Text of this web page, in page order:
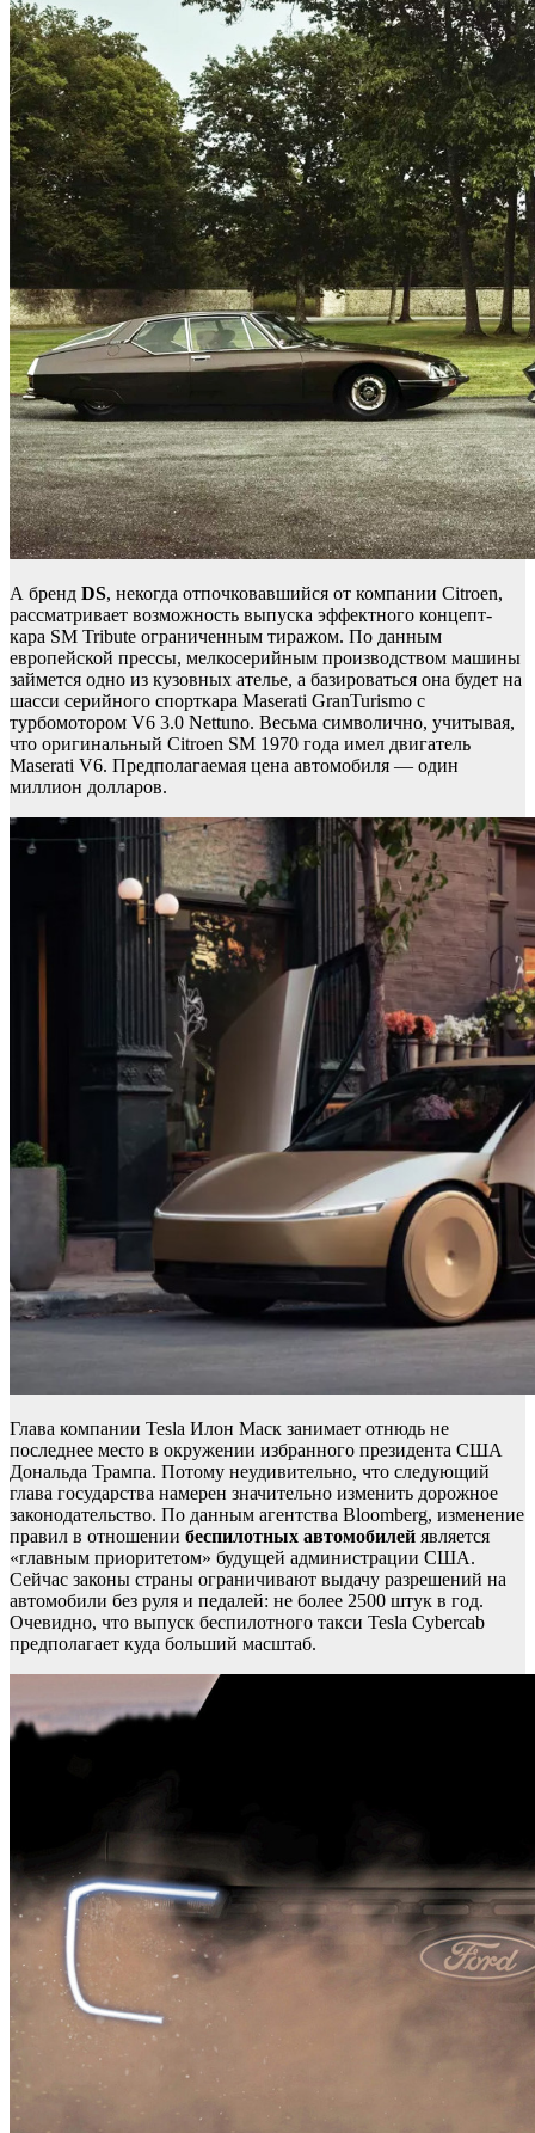
А бренд DS, некогда отпочковавшийся от компании Citroen,
рассматривает возможность выпуска эффектного концепт-
кара SM Tribute ограниченным тиражом. По данным
европейской прессы, мелкосерийным производством машины
займется одно из кузовных ателье, а базироваться она будет на
шасси серийного спорткара Maserati GranTurismo с
турбомотором V6 3.0 Nettuno. Весьма символично, учитывая,
что оригинальный Citroen SM 1970 года имел двигатель
Maserati V6. Предполагаемая цена автомобиля — один
миллион долларов.
Глава компании Tesla Илон Маск занимает отнюдь не
последнее место в окружении избранного президента США
Дональда Трампа. Потому неудивительно, что следующий
глава государства намерен значительно изменить дорожное
законодательство. По данным агентства Bloomberg, изменение
правил в отношении беспилотных автомобилей является
«главным приоритетом» будущей администрации США.
Сейчас законы страны ограничивают выдачу разрешений на
автомобили без руля и педалей: не более 2500 штук в год.
Очевидно, что выпуск беспилотного такси Tesla Cybercab
предполагает куда больший масштаб.